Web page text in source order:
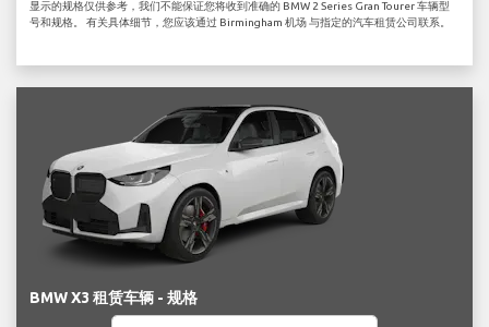
显示的规格仅供参考，我们不能保证您将收到准确的 BMW 2 Series Gran Tourer 车辆型
号和规格。 有关具体细节，您应该通过 Birmingham 机场 与指定的汽车租赁公司联系。
BMW X3 租赁车辆 - 规格